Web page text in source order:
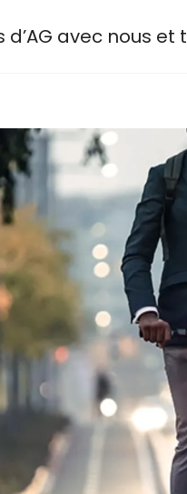
d’AG avec nous